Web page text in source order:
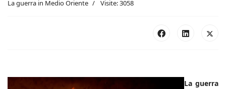
La guerra in Medio Oriente Visite: 3058
La guerra